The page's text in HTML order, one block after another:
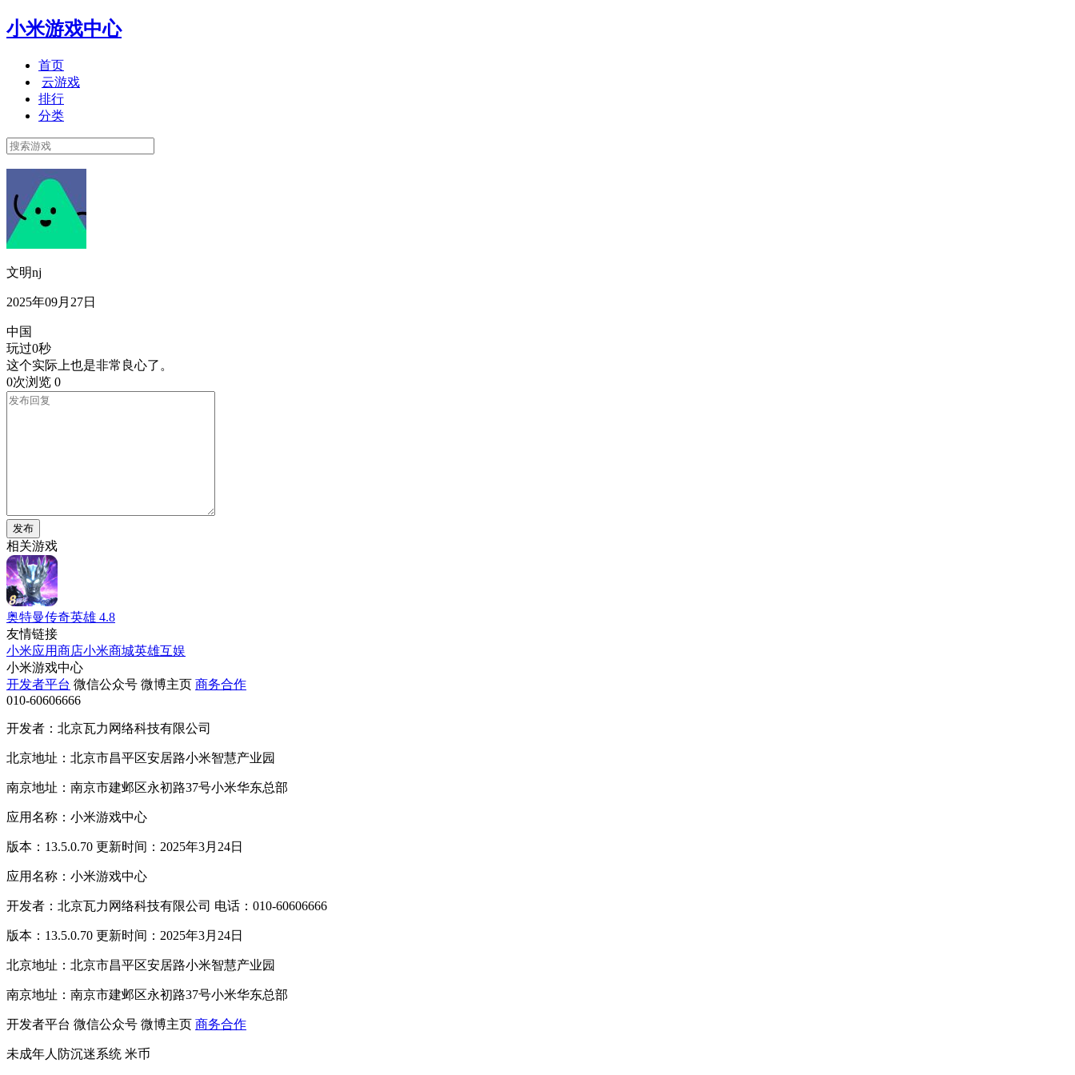
小米游戏中心
首页
云游戏
排行
分类
文明nj
2025年09月27日
中国
玩过0秒
这个实际上也是非常良心了。
0次浏览 0
发布
相关游戏
奥特曼传奇英雄 4.8
友情链接
小米应用商店小米商城英雄互娱
小米游戏中心
开发者平台 微信公众号 微博主页 商务合作
010-60606666
开发者：北京瓦力网络科技有限公司
北京地址：北京市昌平区安居路小米智慧产业园
南京地址：南京市建邺区永初路37号小米华东总部
应用名称：小米游戏中心
版本：13.5.0.70 更新时间：2025年3月24日
应用名称：小米游戏中心
开发者：北京瓦力网络科技有限公司 电话：010-60606666
版本：13.5.0.70 更新时间：2025年3月24日
北京地址：北京市昌平区安居路小米智慧产业园
南京地址：南京市建邺区永初路37号小米华东总部
开发者平台 微信公众号 微博主页 商务合作
未成年人防沉迷系统 米币